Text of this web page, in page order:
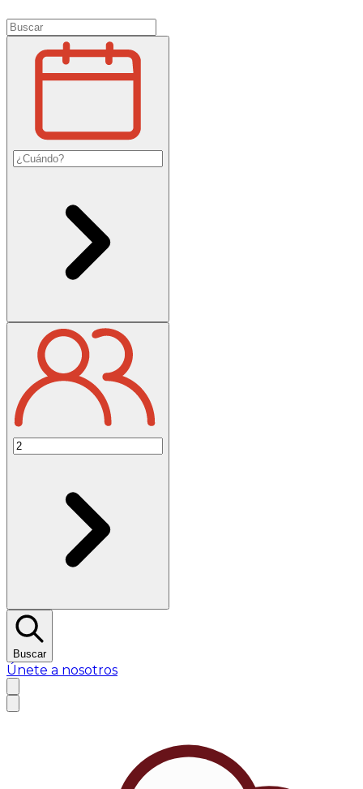
Buscar
Únete a nosotros